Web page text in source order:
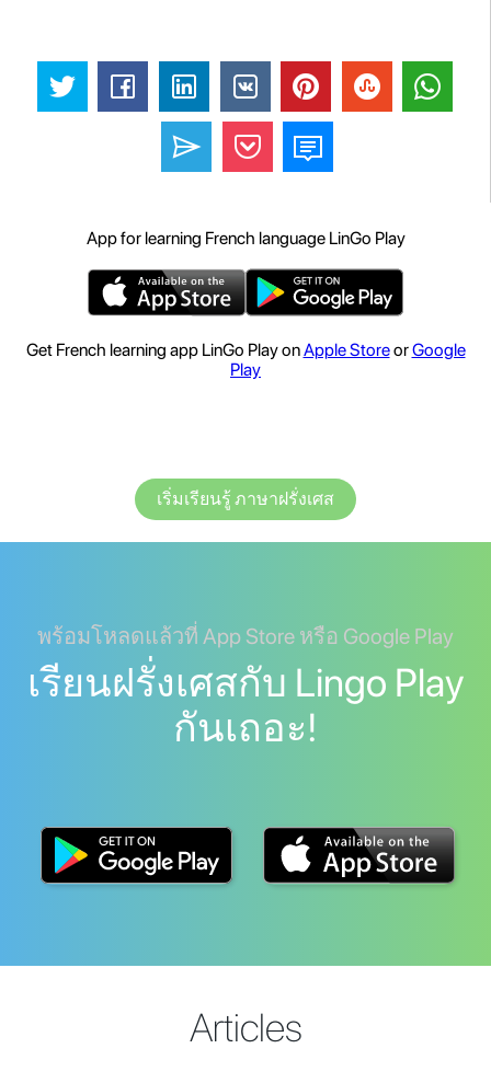
App for learning French language LinGo Play
Get French learning app LinGo Play onApple StoreorGoogle
Play
เริ่มเรียนรู้ ภาษาฝรั่งเศส
พร้อมโหลดแล้วที่ App Store หรือ Google Play
เรียนฝรั่งเศสกับ Lingo Play
กันเถอะ!
Articles